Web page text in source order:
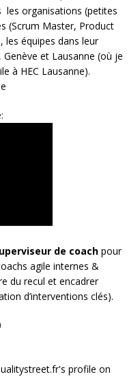
les organisations (petites
(Scrum Master, Product
les équipes dans leur
Genève et Lausanne (où je
à HEC Lausanne).
de coach pour
agile internes &
du recul et encadrer
d’interventions clés).